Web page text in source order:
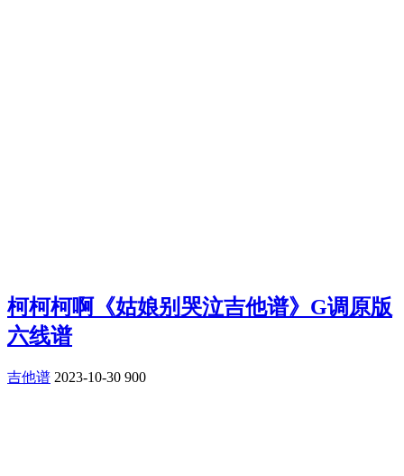
柯柯柯啊《姑娘别哭泣吉他谱》G调原版
六线谱
吉他谱 2023-10-30 900